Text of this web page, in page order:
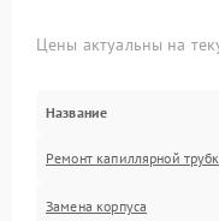
Цены актуальны на
Название
Ремонт капиллярной
Замена корпуса